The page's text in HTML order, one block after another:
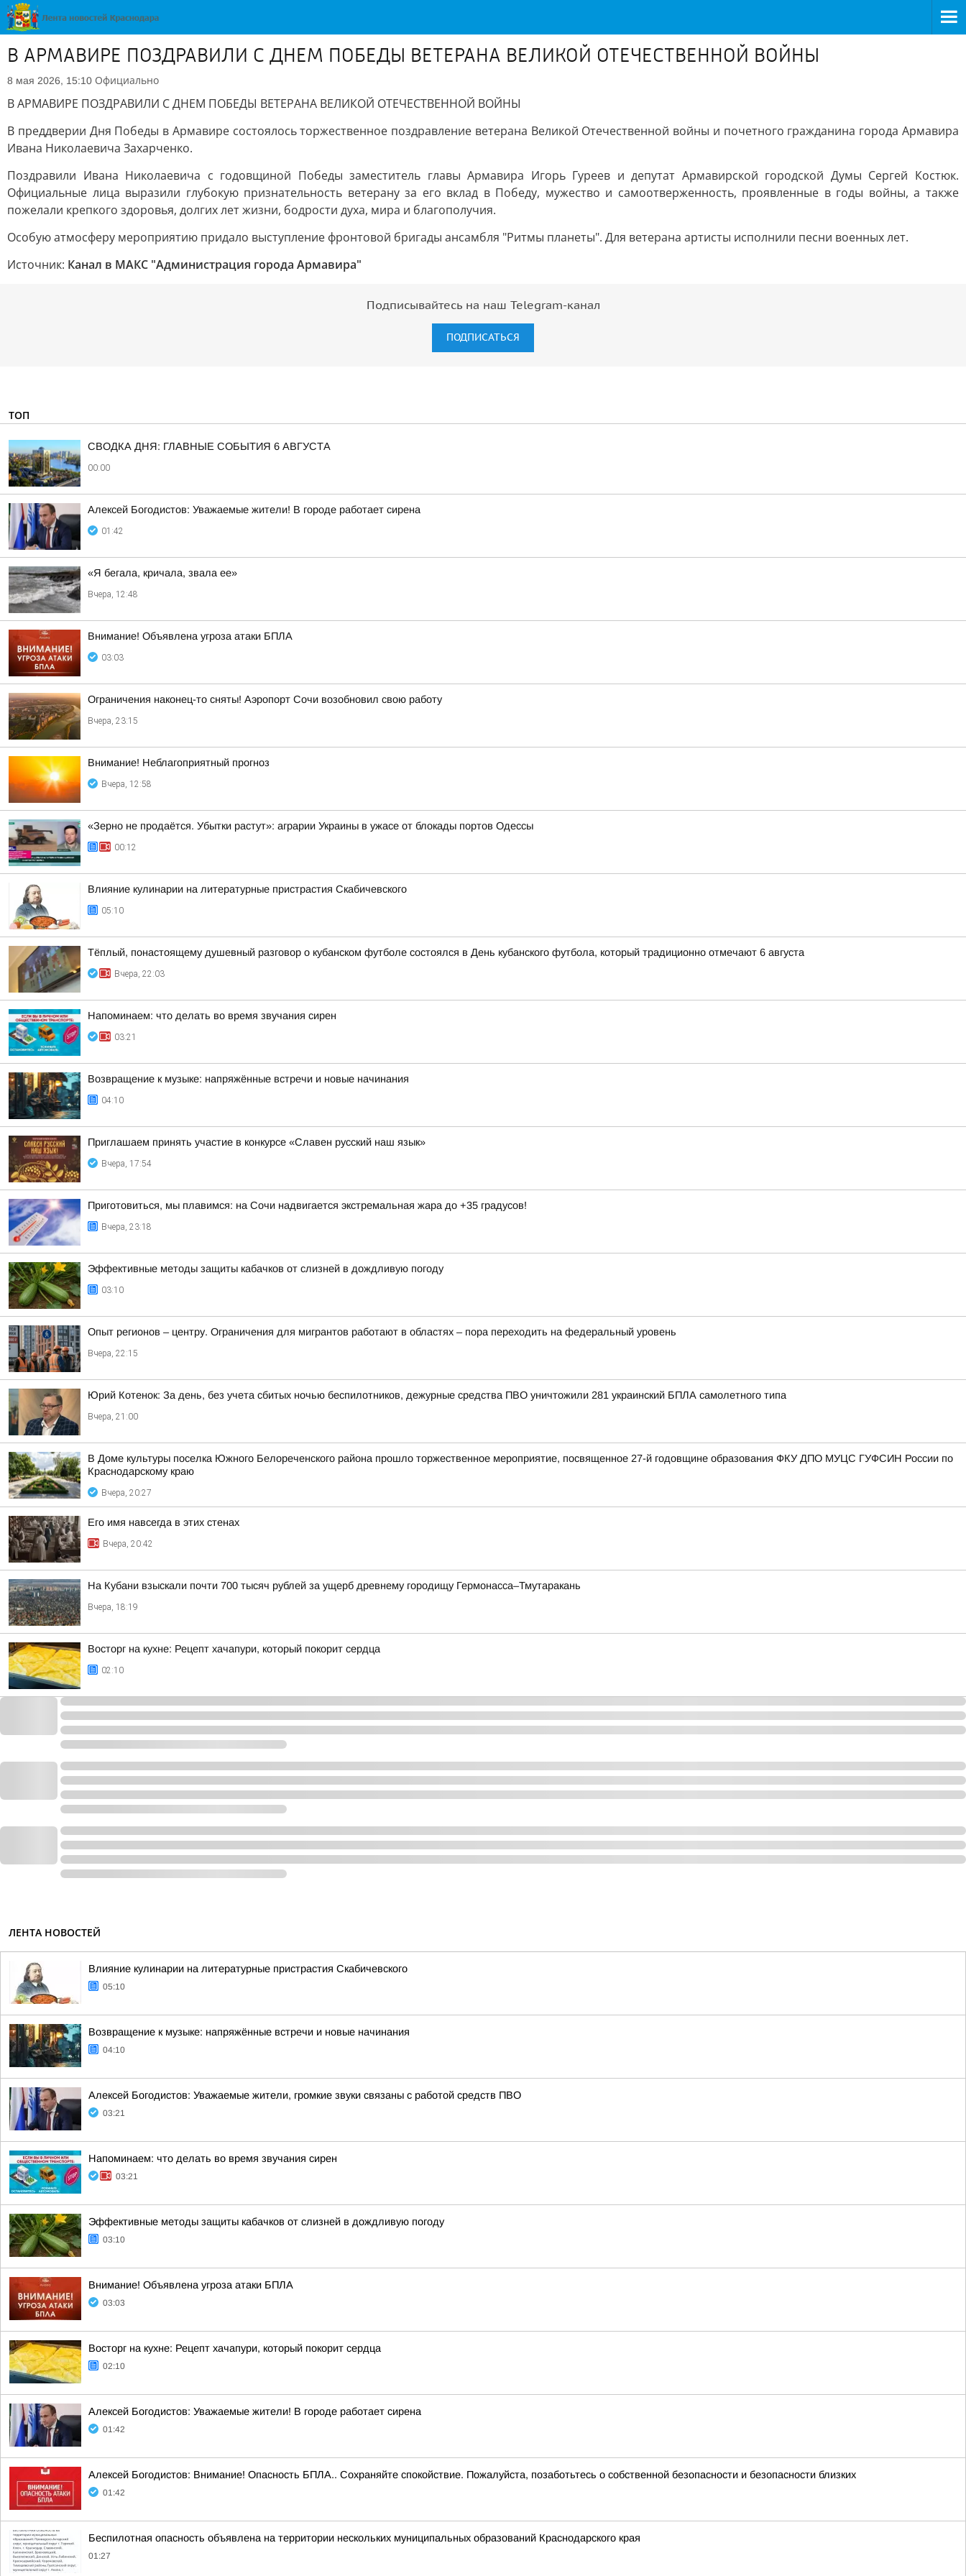
В АРМАВИРЕ ПОЗДРАВИЛИ С ДНЕМ ПОБЕДЫ ВЕТЕРАНА ВЕЛИКОЙ ОТЕЧЕСТВЕННОЙ ВОЙНЫ
8 мая 2026, 15:10 Официально
В АРМАВИРЕ ПОЗДРАВИЛИ С ДНЕМ ПОБЕДЫ ВЕТЕРАНА ВЕЛИКОЙ ОТЕЧЕСТВЕННОЙ ВОЙНЫ
В преддверии Дня Победы в Армавире состоялось торжественное поздравление ветерана Великой Отечественной войны и почетного гражданина города Армавира
Ивана Николаевича Захарченко.
Поздравили Ивана Николаевича с годовщиной Победы заместитель главы Армавира Игорь Гуреев и депутат Армавирской городской Думы Сергей Костюк.
Официальные лица выразили глубокую признательность ветерану за его вклад в Победу, мужество и самоотверженность, проявленные в годы войны, а также
пожелали крепкого здоровья, долгих лет жизни, бодрости духа, мира и благополучия.
Особую атмосферу мероприятию придало выступление фронтовой бригады ансамбля "Ритмы планеты". Для ветерана артисты исполнили песни военных лет.
Источник: Канал в МАКС "Администрация города Армавира"
Подписывайтесь на наш Telegram-канал
ПОДПИСАТЬСЯ
ТОП
СВОДКА ДНЯ: ГЛАВНЫЕ СОБЫТИЯ 6 АВГУСТА
00:00
Алексей Богодистов: Уважаемые жители! В городе работает сирена
01:42
«Я бегала, кричала, звала ее»
Вчера, 12:48
Внимание! Объявлена угроза атаки БПЛА
03:03
Ограничения наконец-то сняты! Аэропорт Сочи возобновил свою работу
Вчера, 23:15
Внимание! Неблагоприятный прогноз
Вчера, 12:58
«Зерно не продаётся. Убытки растут»: аграрии Украины в ужасе от блокады портов Одессы
00:12
Влияние кулинарии на литературные пристрастия Скабичевского
05:10
Тёплый, понастоящему душевный разговор о кубанском футболе состоялся в День кубанского футбола, который традиционно отмечают 6 августа
Вчера, 22:03
Напоминаем: что делать во время звучания сирен
03:21
Возвращение к музыке: напряжённые встречи и новые начинания
04:10
Приглашаем принять участие в конкурсе «Славен русский наш язык»
Вчера, 17:54
Приготовиться, мы плавимся: на Сочи надвигается экстремальная жара до +35 градусов!
Вчера, 23:18
Эффективные методы защиты кабачков от слизней в дождливую погоду
03:10
Опыт регионов – центру. Ограничения для мигрантов работают в областях – пора переходить на федеральный уровень
Вчера, 22:15
Юрий Котенок: За день, без учета сбитых ночью беспилотников, дежурные средства ПВО уничтожили 281 украинский БПЛА самолетного типа
Вчера, 21:00
В Доме культуры поселка Южного Белореченского района прошло торжественное мероприятие, посвященное 27-й годовщине образования ФКУ ДПО МУЦС ГУФСИН России по
Краснодарскому краю
Вчера, 20:27
Его имя навсегда в этих стенах
Вчера, 20:42
На Кубани взыскали почти 700 тысяч рублей за ущерб древнему городищу Гермонасса–Тмутаракань
Вчера, 18:19
Восторг на кухне: Рецепт хачапури, который покорит сердца
02:10
ЛЕНТА НОВОСТЕЙ
Влияние кулинарии на литературные пристрастия Скабичевского
05:10
Возвращение к музыке: напряжённые встречи и новые начинания
04:10
Алексей Богодистов: Уважаемые жители, громкие звуки связаны с работой средств ПВО
03:21
Напоминаем: что делать во время звучания сирен
03:21
Эффективные методы защиты кабачков от слизней в дождливую погоду
03:10
Внимание! Объявлена угроза атаки БПЛА
03:03
Восторг на кухне: Рецепт хачапури, который покорит сердца
02:10
Алексей Богодистов: Уважаемые жители! В городе работает сирена
01:42
Алексей Богодистов: Внимание! Опасность БПЛА.. Сохраняйте спокойствие. Пожалуйста, позаботьтесь о собственной безопасности и безопасности близких
01:42
Беспилотная опасность объявлена на территории нескольких муниципальных образований Краснодарского края
01:27